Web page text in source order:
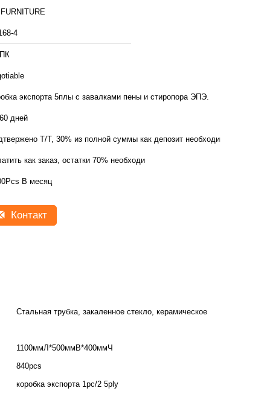
4
экспорта 5плы с завалками пены и стиропора ЭПЭ.
дней
Т/Т, 30% из полной суммы как депозит необходимо
как заказ, остатки 70% необходи
В месяц
Контакт
Стальная трубка, закаленное стекло, керамическое
1100ммЛ*500ммВ*400ммЧ
840pcs
коробка экспорта 1pc/2 5ply